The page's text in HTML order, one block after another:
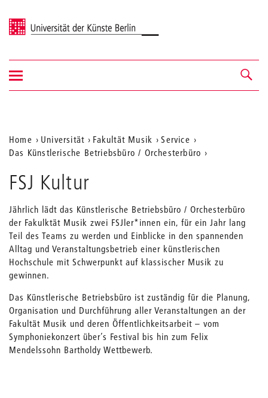
Universität der Künste Berlin
Navigation &
Navigation
ein-/ausblenden
Aktuelle
Position
auf
Webseite
Home Universität Fakultät Musik
Service
Das Künstlerische Betriebsbüro / Orchesterbüro
FSJ Kultur
Jährlich lädt das Künstlerische Betriebsbüro / Orchesterbüro
der Fakulktät Musik zwei FSJler*innen ein, für ein Jahr lang
Teil des Teams zu werden und Einblicke in den spannenden
Alltag und Veranstaltungsbetrieb einer künstlerischen
Hochschule mit Schwerpunkt auf klassischer Musik zu
gewinnen.
Das Künstlerische Betriebsbüro ist zuständig für die Planung,
Organisation und Durchführung aller Veranstaltungen an der
Fakultät Musik und deren Öffentlichkeitsarbeit – vom
Symphoniekonzert über’s Festival bis hin zum Felix
Mendelssohn Bartholdy Wettbewerb.